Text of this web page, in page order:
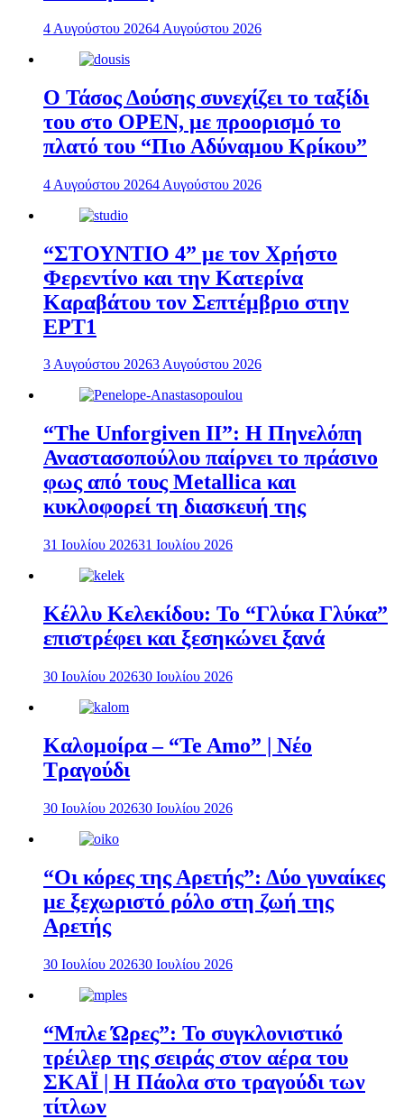
4 Αυγούστου 20264 Αυγούστου 2026
Ο Τάσος Δούσης συνεχίζει το ταξίδι
του στο OPEN, με προορισμό το
πλατό του “Πιο Αδύναμου Κρίκου”
4 Αυγούστου 20264 Αυγούστου 2026
“ΣΤΟΥΝΤΙΟ 4” με τον Χρήστο
Φερεντίνο και την Κατερίνα
Καραβάτου τον Σεπτέμβριο στην
ΕΡΤ1
3 Αυγούστου 20263 Αυγούστου 2026
“The Unforgiven II”: Η Πηνελόπη
Αναστασοπούλου παίρνει το πράσινο
φως από τους Metallica και
κυκλοφορεί τη διασκευή της
31 Ιουλίου 202631 Ιουλίου 2026
Κέλλυ Κελεκίδου: Το “Γλύκα Γλύκα”
επιστρέφει και ξεσηκώνει ξανά
30 Ιουλίου 202630 Ιουλίου 2026
Καλομοίρα – “Te Amo” | Νέο
Τραγούδι
30 Ιουλίου 202630 Ιουλίου 2026
“Οι κόρες της Αρετής”: Δύο γυναίκες
με ξεχωριστό ρόλο στη ζωή της
Αρετής
30 Ιουλίου 202630 Ιουλίου 2026
“Μπλε Ώρες”: Το συγκλονιστικό
τρέιλερ της σειράς στον αέρα του
ΣΚΑΪ | Η Πάολα στο τραγούδι των
τίτλων